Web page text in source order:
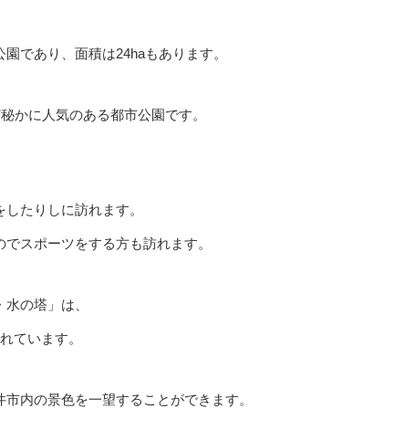
であり、面積は24haもあります。
かに人気のある都市公園です。
たりしに訪れます。
スポーツをする方も訪れます。
の塔」は、
ています。
内の景色を一望することができます。